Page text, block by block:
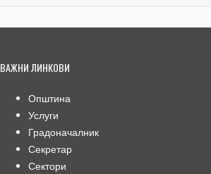
ВАЖНИ ЛИНКОВИ
Општина
Услуги
Градоначалник
Секретар
Сектори